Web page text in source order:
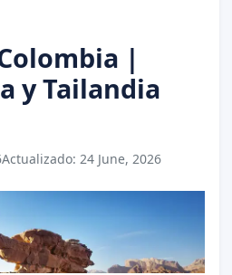
|
y Tailandia
Actualizado: 24 June, 2026